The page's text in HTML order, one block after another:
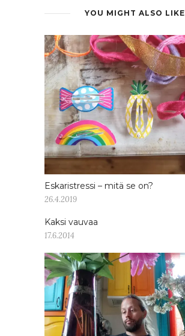
YOU MIGHT ALSO LIKE
Eskaristressi – mitä se on?
26.4.2019
Kaksi vauvaa
17.6.2014